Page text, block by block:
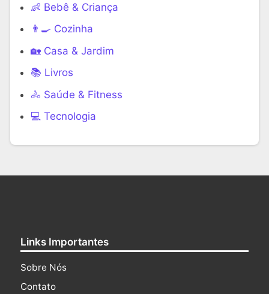
👶 Bebê & Criança
👨‍🍳 Cozinha
🏡 Casa & Jardim
📚 Livros
🚴 Saúde & Fitness
‍💻 Tecnologia
Links Importantes
Sobre Nós
Contato